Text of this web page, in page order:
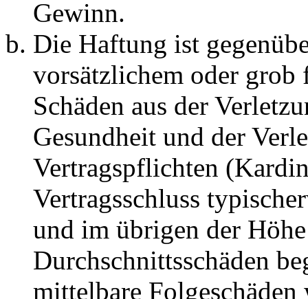
Gewinn.
Die Haftung ist
vorsätzlichem oder grob
Schäden aus der
Gesundheit und der
Vertragspflichten
Vertragsschluss
und im übrigen der
Durchschnittsschäden
mittelbare Folgeschäden